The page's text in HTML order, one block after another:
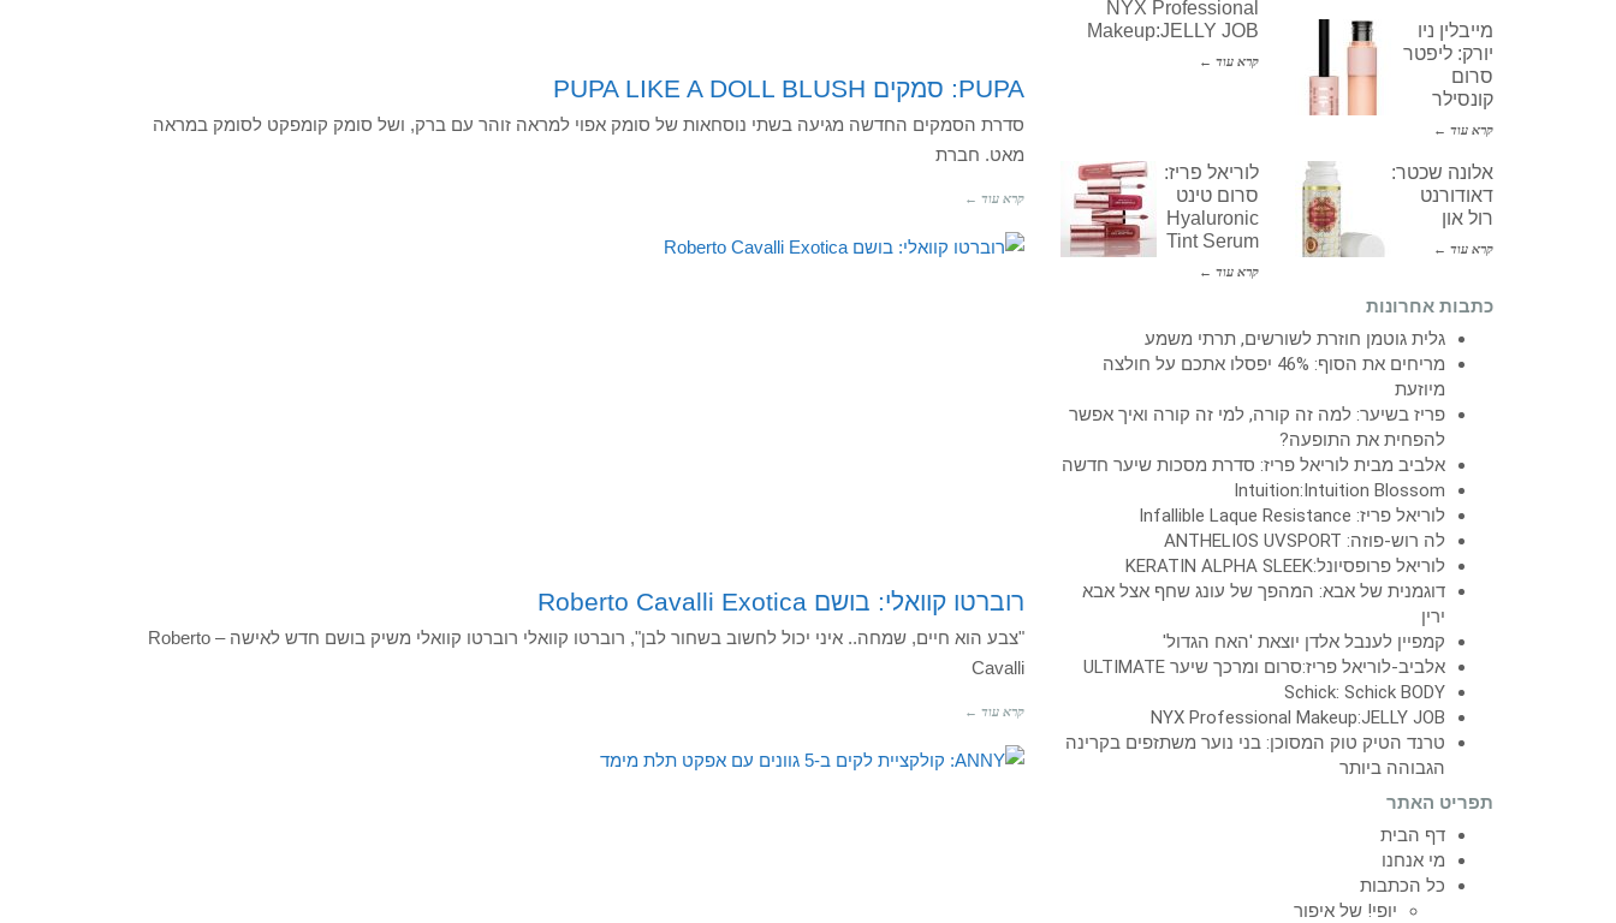
PUPA: סמקים PUPA LIKE A DOLL BLUSH
סדרת הסמקים החדשה מגיעה בשתי נוסחאות של סומק אפוי למראה זוהר עם ברק, ושל סומק קומפקט לסומק במראה
מאט. חברת
קרא עוד ←
רוברטו קוואלי: בושם Roberto Cavalli Exotica
"צבע הוא חיים, שמחה.. איני יכול לחשוב בשחור לבן", רוברטו קוואלי רוברטו קוואלי משיק בושם חדש לאישה – Roberto
Cavalli
קרא עוד ←
NYX Professional
Makeup:JELLY JOB
קרא עוד ←
מייבלין ניו
יורק: ליפטר
סרום
קונסילר
קרא עוד ←
לוריאל פריז:
סרום טינט
Hyaluronic
Tint Serum
קרא עוד ←
אלונה שכטר:
דאודורנט
רול און
קרא עוד ←
כתבות אחרונות
גלית גוטמן חוזרת לשורשים, תרתי משמע
מריחים את הסוף: 46% יפסלו אתכם על חולצה
מיוזעת
פריז בשיער: למה זה קורה, למי זה קורה ואיך אפשר
להפחית את התופעה?
אלביב מבית לוריאל פריז: סדרת מסכות שיער חדשה
Intuition:Intuition Blossom
לוריאל פריז: Infallible Laque Resistance
לה רוש-פוזה: ANTHELIOS UVSPORT
לוריאל פרופסיונל:KERATIN ALPHA SLEEK
דוגמנית של אבא: המהפך של עונג שחף אצל אבא
ירין
קמפיין לענבל אלדן יוצאת 'האח הגדול'
אלביב-לוריאל פריז:סרום ומרכך שיער ULTIMATE
Schick: Schick BODY
NYX Professional Makeup:JELLY JOB
טרנד הטיק טוק המסוכן: בני נוער משתזפים בקרינה
הגבוהה ביותר
תפריט האתר
דף הבית
מי אנחנו
כל הכתבות
יופי! של איפור